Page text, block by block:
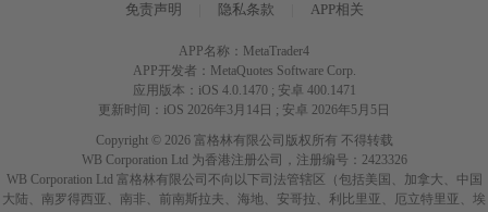
免责声明 隐私条款 APP相关
APP名称：MetaTrader4
APP开发者：MetaQuotes Software Corp.
应用版本：iOS 4.0.1470 ; 安卓 400.1471
更新时间：iOS 2026年3月14日 ; 安卓 2026年5月5日
Copyright © 2026 富格林有限公司版权所有 不得转载
WB Corporation Ltd 为香港注册公司，注册编号：2423326
WB Corporation Ltd 富格林有限公司不向以下司法管辖区（包括美国、加拿大、中国
大陆、南罗得西亚、南非、前南斯拉夫、海地、安哥拉、利比里亚、厄立特里亚、埃